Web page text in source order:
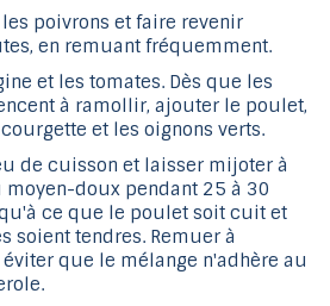
poivrons et faire revenir
en remuant fréquemment.
et les tomates. Dès que les
à ramollir, ajouter le poulet,
et les oignons verts.
de cuisson et laisser mijoter à
doux pendant 25 à 30
ce que le poulet soit cuit et
soient tendres. Remuer à
que le mélange n'adhère au